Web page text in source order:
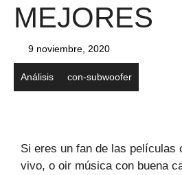
MEJORES
9 noviembre, 2020
Análisis con-subwoofer
Si eres un fan de las películas
vivo, o oir música con buena